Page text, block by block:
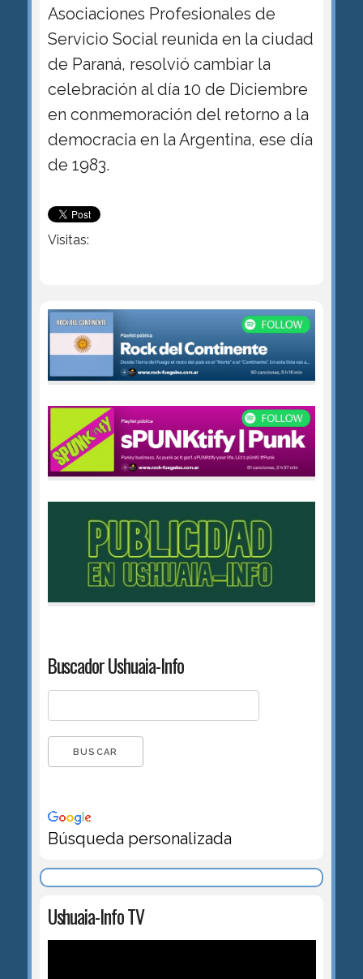
Asociaciones Profesionales de
Servicio Social reunida en la ciudad
de Paraná, resolvió cambiar la
celebración al día 10 de Diciembre
en conmemoración del retorno a la
democracia en la Argentina, ese día
de 1983.
Visitas:
Buscador Ushuaia-Info
Búsqueda personalizada
Ushuaia-Info TV